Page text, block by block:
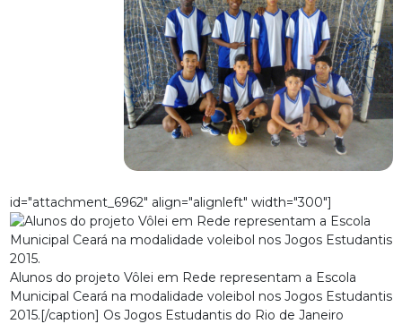
id="attachment_6962" align="alignleft" width="300"]
Alunos do projeto Vôlei em Rede representam a Escola
Municipal Ceará na modalidade voleibol nos Jogos Estudantis
2015.[/caption] Os Jogos Estudantis do Rio de Janeiro